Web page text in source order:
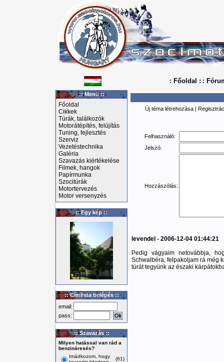
: Főoldal : :
:: Menü ::
Főoldal
Cikkek
Túrák, találkozók
Motorátépítés, felújítás
Tuning, fejlesztés
Szerviz
Vezetéstechnika
Galéria
Szavazás kiértékelése
Filmek, hangok
Papírmunka
Szocitúrák
Motortervezés
Motor versenyzés
:: Egy kép ::
:: Címlista belépés ::
email:
pass:
:: Szavazás ::
Milyen hatással van rád a
benzináresés?
Imádkozom, hogy
(61)
Új téma létrehozása |
Felhasználó:
Jelszó:
Hozzászólás:
levendel - 2006-12-04 01:44:21
Pedig vágyaim netovábbja,
Schwalbéra, felpakoljam rá még
túrát tegyünk az északi